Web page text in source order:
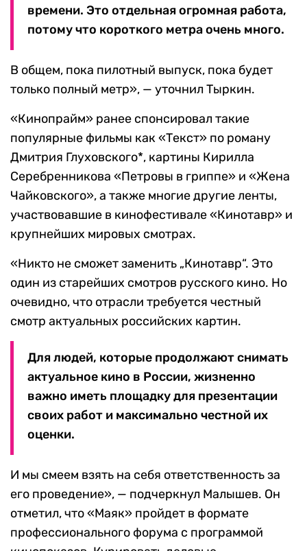
времени. Это отдельная огромная работа,
потому что короткого метра очень много.
В общем, пока пилотный выпуск, пока будет
только полный метр», — уточнил Тыркин.
«Кинопрайм» ранее спонсировал такие
популярные фильмы как «Текст» по роману
Дмитрия Глуховского*, картины Кирилла
Серебренникова «Петровы в гриппе» и «Жена
Чайковского», а также многие другие ленты,
участвовавшие в кинофестивале «Кинотавр» и
крупнейших мировых смотрах.
«Никто не сможет заменить „Кинотавр“. Это
один из старейших смотров русского кино. Но
очевидно, что отрасли требуется честный
смотр актуальных российских картин.
Для людей, которые продолжают снимать
актуальное кино в России, жизненно
важно иметь площадку для презентации
своих работ и максимально честной их
оценки.
И мы смеем взять на себя ответственность за
его проведение», — подчеркнул Малышев. Он
отметил, что «Маяк» пройдет в формате
профессионального форума с программой